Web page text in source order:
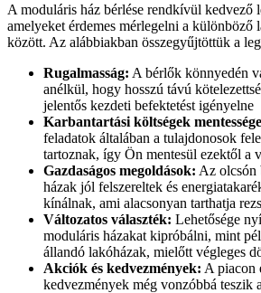
A moduláris ház bérlése rendkívül kedvező
amelyeket érdemes mérlegelni a különböző
között. Az alábbiakban összegyűjtöttük a
Rugalmasság: A bérlők könnyedén
anélkül, hogy hosszú távú
jelentős kezdeti befektetést igényelne
Karbantartási költségek
feladatok általában a tulajdonosok
tartoznak, így Ön mentesül ezektől a
Gazdaságos megoldások: Az olcsón
házak jól felszereltek és
kínálnak, ami alacsonyan tarthatja
Változatos választék: Lehetősége
moduláris házakat kipróbálni, mint
állandó lakóházak, mielőtt végleges
Akciók és kedvezmények: A piacon
kedvezmények még vonzóbbá teszik